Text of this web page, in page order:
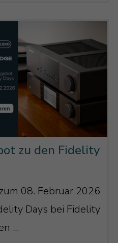
zu den Fidelity
08. Februar 2026
Days bei Fidelity
...